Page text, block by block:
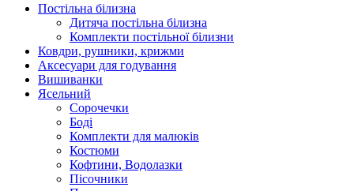
Постільна білизна
Дитяча постільна білизна
Комплекти постільної білизни
Ковдри, рушники, крижми
Аксесуари для годування
Вишиванки
Ясельний
Cорочечки
Боді
Комплекти для малюків
Костюми
Кофтини, Водолазки
Пісочники